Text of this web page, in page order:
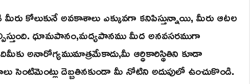
కోలుకునే అవకాశాలు ఎక్కువగా కనిపిస్తున్నాయి, మీరు ఆటల
ధూమపానం,మద్యపానము మీద అనవసరముగా
అనారోగ్యముమాత్రమేకాదు,మీ ఆర్ధికారిస్థితిని కూడా
సెంటిమెంట్లు దెబ్బతినకుండా మీ నోటిని అదుపులో ఉంచుకొండి.